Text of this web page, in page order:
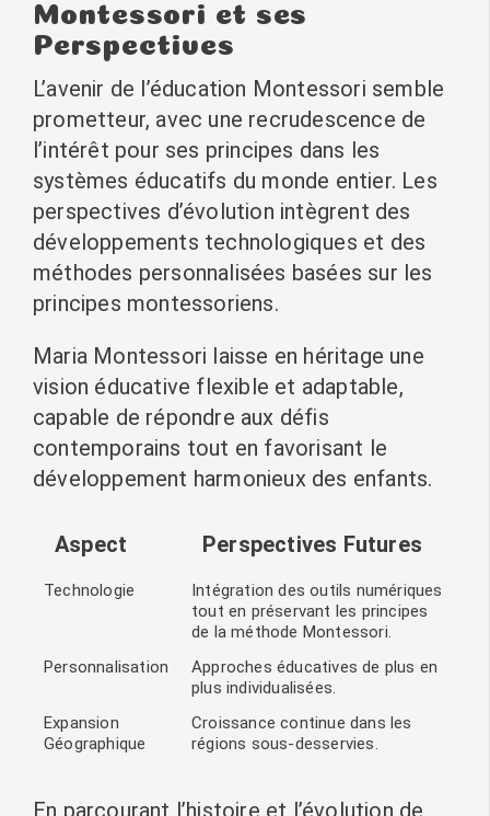
Montessori et ses
Perspectives
L’avenir de l’éducation Montessori semble
prometteur, avec une recrudescence de
l’intérêt pour ses principes dans les
systèmes éducatifs du monde entier. Les
perspectives d’évolution intègrent des
développements technologiques et des
méthodes personnalisées basées sur les
principes montessoriens.
Maria Montessori laisse en héritage une
vision éducative flexible et adaptable,
capable de répondre aux défis
contemporains tout en favorisant le
développement harmonieux des enfants.
Aspect Perspectives Futures
Technologie
Intégration des outils numériques
tout en préservant les principes
de la méthode Montessori.
Personnalisation
Approches éducatives de plus en
plus individualisées.
Expansion
Géographique
Croissance continue dans les
régions sous-desservies.
En parcourant l’histoire et l’évolution de